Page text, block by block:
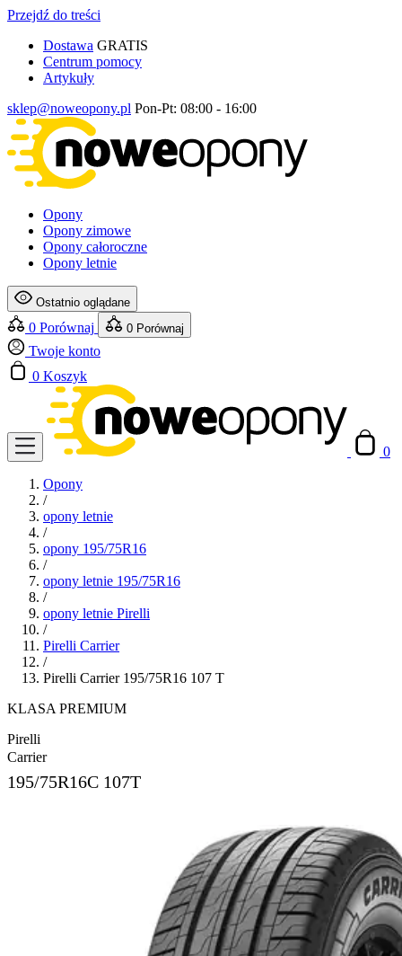
Przejdź do treści
Dostawa GRATIS
Centrum pomocy
Artykuły
sklep@noweopony.pl Pon-Pt: 08:00 - 16:00
Opony
Opony zimowe
Opony całoroczne
Opony letnie
Ostatnio oglądane
0 Porównaj 0 Porównaj
Twoje konto
0 Koszyk
0
Opony
/
opony letnie
/
opony 195/75R16
/
opony letnie 195/75R16
/
opony letnie Pirelli
/
Pirelli Carrier
/
Pirelli Carrier 195/75R16 107 T
KLASA PREMIUM
Pirelli
Carrier
195/75R16C 107T